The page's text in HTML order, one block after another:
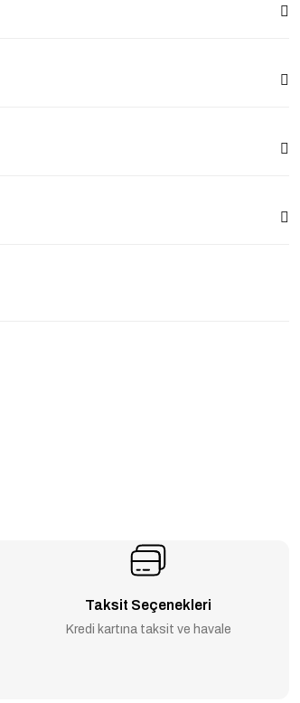
Taksit Seçenekleri
Kredi kartına taksit ve havale